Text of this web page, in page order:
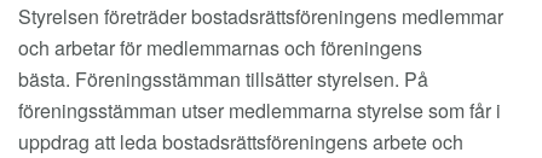
Styrelsen företräder bostadsrättsföreningens medlemmar
och arbetar för medlemmarnas och föreningens
bästa. Föreningsstämman tillsätter styrelsen. På
föreningsstämman utser medlemmarna styrelse som får i
uppdrag att leda bostadsrättsföreningens arbete och